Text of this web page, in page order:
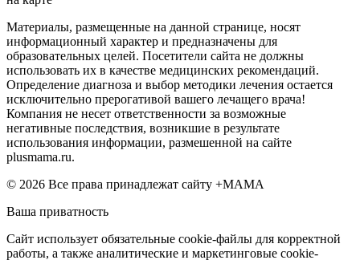
Материалы, размещенные на данной странице, носят
информационный характер и предназначены для
образовательных целей. Посетители сайта не должны
использовать их в качестве медицинских рекомендаций.
Определение диагноза и выбор методики лечения остается
исключительно прерогативой вашего лечащего врача!
Компания не несет ответственности за возможные
негативные последствия, возникшие в результате
использования информации, размешенной на сайте
plusmama.ru.
© 2026 Все права принадлежат сайту +МАМА
Ваша приватность
Сайт использует обязательные cookie-файлы для корректной
работы, а также аналитические и маркетинговые cookie-